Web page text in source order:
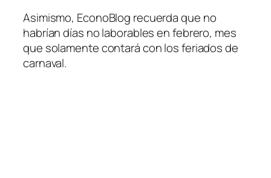
Asimismo, EconoBlog recuerda que no
habrían días no laborables en febrero, mes
que solamente contará con los feriados de
carnaval.